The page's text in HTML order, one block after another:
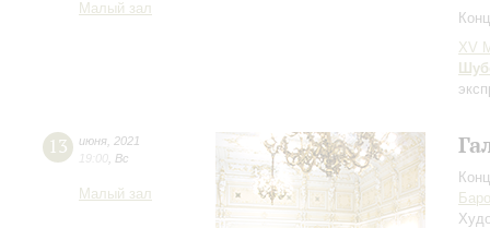
Малый зал
XV
13 июня 2021
19:00 Вс
Малый зал